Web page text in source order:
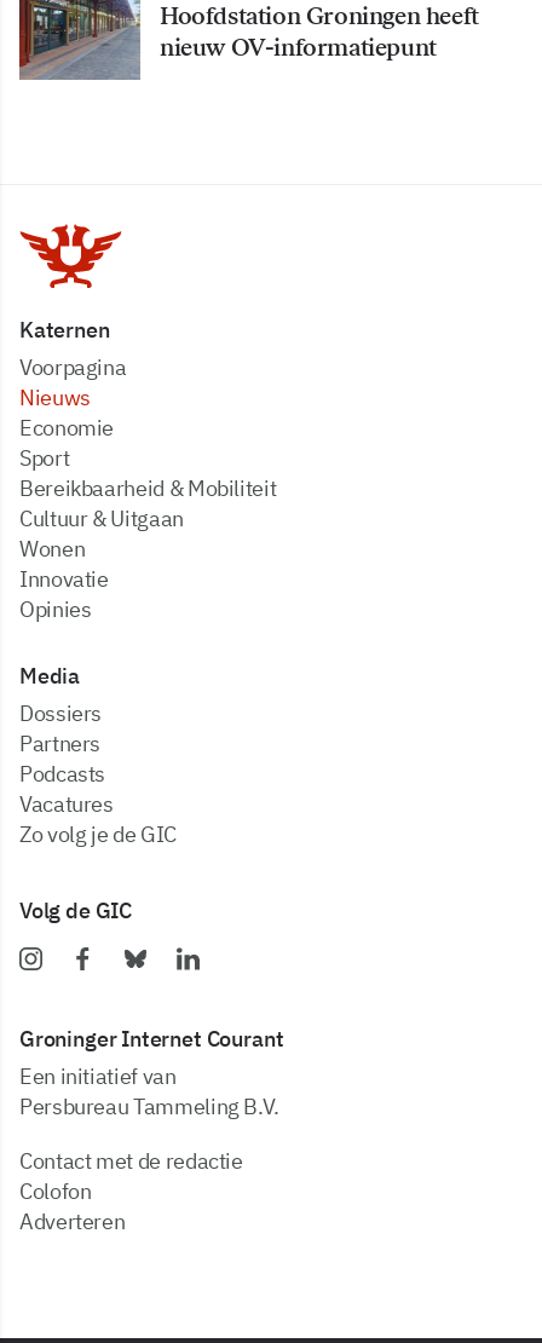
Hoofdstation Groningen heeft
nieuw OV-informatiepunt
Katernen
Voorpagina
Nieuws
Economie
Sport
Bereikbaarheid & Mobiliteit
Cultuur & Uitgaan
Wonen
Innovatie
Opinies
Media
dossiers
partners
podcasts
vacatures
zo volg je de GIC
Volg de GIC
Groninger Internet Courant
Een initiatief van
Persbureau Tammeling B.V.
Contact met de redactie
Colofon
Adverteren